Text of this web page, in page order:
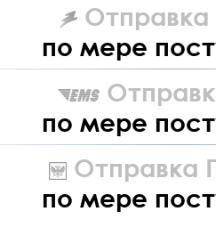
Отправка
по мере
по мере
Отправка
по мере